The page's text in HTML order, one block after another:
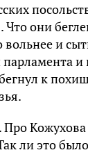
Что они
и
к
Про
ли это